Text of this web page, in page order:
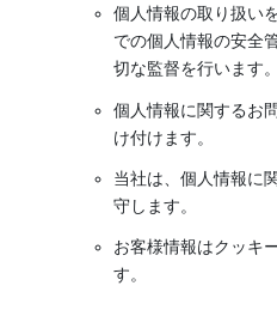
個人情報の取り扱い
での個人情報の安全
切な監督を行います。
個人情報に関するお
け付けます。
当社は、個人情報に
守します。
お客様情報はクッキ
す。
《奥能登エリア》 能登町「あば
リコ祭り」、輪島市「名舟大祭」